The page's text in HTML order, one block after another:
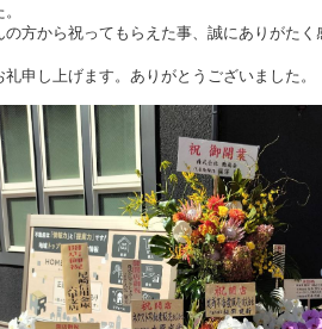
の方から祝ってもらえた事、誠にありがた
礼申し上げます。ありがとうございました。